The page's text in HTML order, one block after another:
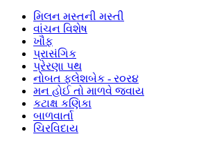
મિલન મસ્તની મસ્તી
વાંચન વિશેષ
ખૌફ
પ્રાસંગિક
પ્રેરણા પથ
નોબત ફ્લેશબેક - ર૦ર૪
મન હોઈ તો માળવે જવાય
કટાક્ષ કણિકા
બાળવાર્તા
ચિરવિદાય